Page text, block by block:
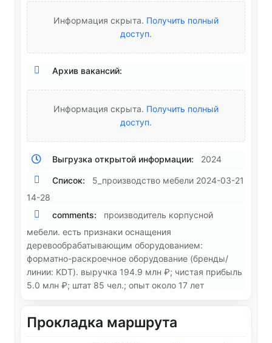
Информация скрыта. Получить полный
доступ.
Архив вакансий:
Информация скрыта. Получить полный
доступ.
Выгрузка открытой информации: 2024
Список:
5_производство мебели 2024-03-21
14-28
comments:
производитель корпусной
мебели. есть признаки оснащения
деревообрабатывающим оборудованием:
форматно-раскроечное оборудование (бренды/
линии: KDT). выручка 194.9 млн ₽; чистая прибыль
5.0 млн ₽; штат 85 чел.; опыт около 17 лет
Прокладка маршрута